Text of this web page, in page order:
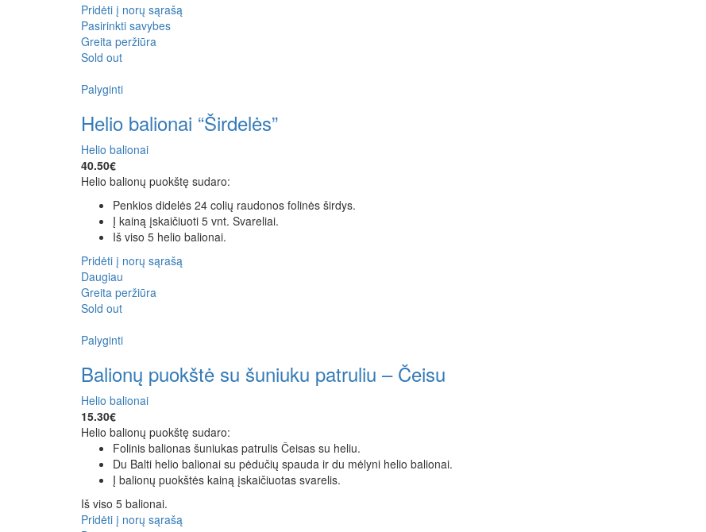
Pridėti į norų sąrašą
Pasirinkti savybes
Greita peržiūra
Sold out
Palyginti
Helio balionai “Širdelės”
Helio balionai
40.50€
Helio balionų puokštę sudaro:
Penkios didelės 24 colių raudonos folinės širdys.
Į kainą įskaičiuoti 5 vnt. Svareliai.
Iš viso 5 helio balionai.
Pridėti į norų sąrašą
Daugiau
Greita peržiūra
Sold out
Palyginti
Balionų puokštė su šuniuku patruliu – Čeisu
Helio balionai
15.30€
Helio balionų puokštę sudaro:
Folinis balionas šuniukas patrulis Čeisas su heliu.
Du Balti helio balionai su pėdučių spauda ir du mėlyni helio balionai.
Į balionų puokštės kainą įskaičiuotas svarelis.
Iš viso 5 balionai.
Pridėti į norų sąrašą